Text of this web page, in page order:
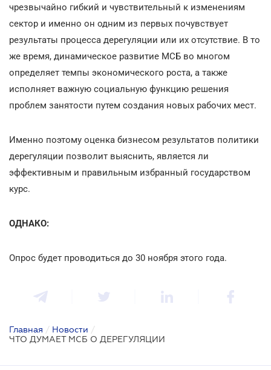
чрезвычайно гибкий и чувствительный к изменениям
сектор и именно он одним из первых почувствует
результаты процесса дерегуляции или их отсутствие. В то
же время, динамическое развитие МСБ во многом
определяет темпы экономического роста, а также
исполняет важную социальную функцию решения
проблем занятости путем создания новых рабочих мест.
Именно поэтому оценка бизнесом результатов политики
дерегуляции позволит выяснить, является ли
эффективным и правильным избранный государством
курс.
ОДНАКО:
Опрос будет проводиться до 30 ноября этого года.
Главная / Новости /
ЧТО ДУМАЕТ МСБ О ДЕРЕГУЛЯЦИИ